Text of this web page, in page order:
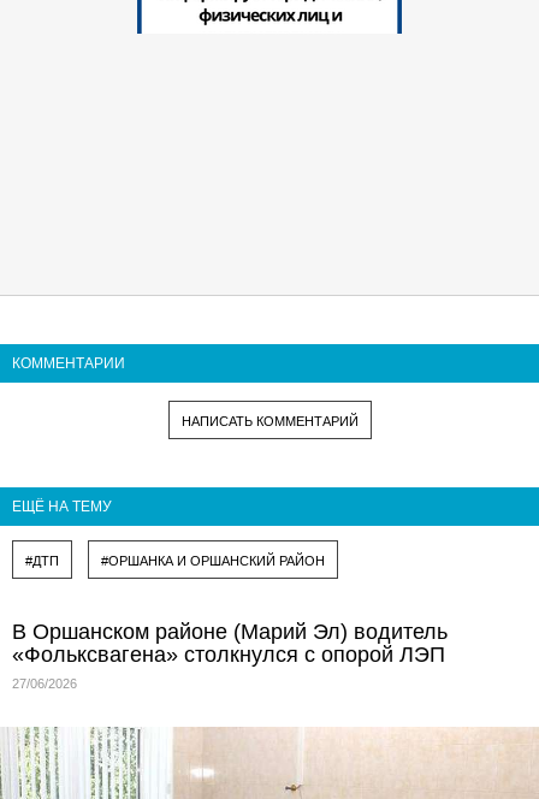
КОММЕНТАРИИ
НАПИСАТЬ КОММЕНТАРИЙ
ЕЩЁ НА ТЕМУ
#ДТП #ОРШАНКА И ОРШАНСКИЙ РАЙОН
В Оршанском районе (Марий Эл) водитель
«Фольксвагена» столкнулся с опорой ЛЭП
27/06/2026